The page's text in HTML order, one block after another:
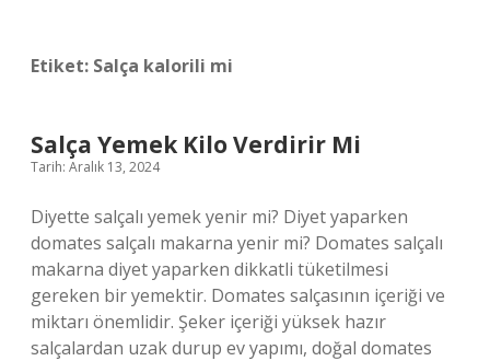
Etiket: Salça kalorili mi
Salça Yemek Kilo Verdirir Mi
Tarih: Aralık 13, 2024
Diyette salçalı yemek yenir mi? Diyet yaparken
domates salçalı makarna yenir mi? Domates salçalı
makarna diyet yaparken dikkatli tüketilmesi
gereken bir yemektir. Domates salçasının içeriği ve
miktarı önemlidir. Şeker içeriği yüksek hazır
salçalardan uzak durup ev yapımı, doğal domates